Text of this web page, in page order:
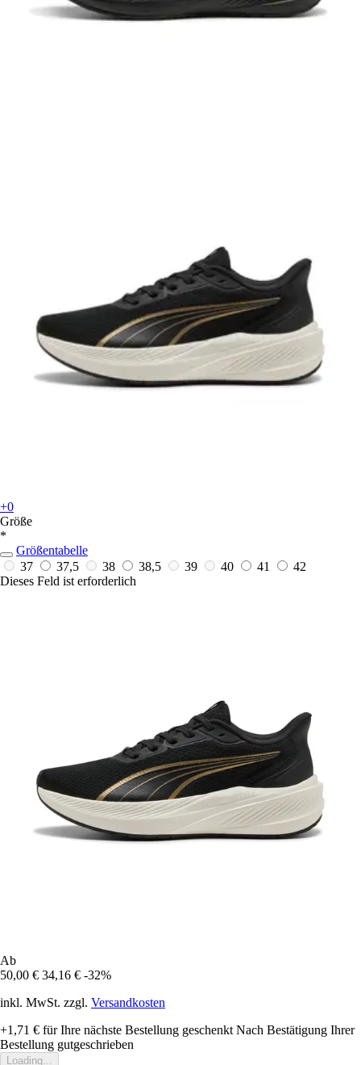
+0
Größe
*
Größentabelle
37
37,5 38 38,5 39 40 41
42
Dieses Feld ist erforderlich
Ab
50,00 € 34,16 € -32%
inkl. MwSt. zzgl. Versandkosten
+1,71 € für Ihre nächste Bestellung geschenkt Nach Bestätigung Ihrer
Bestellung gutgeschrieben
Loading...